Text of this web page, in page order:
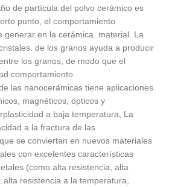
de partícula del polvo cerámico es
punto, el comportamiento
generar en la cerámica. material. La
de los granos ayuda a producir
los granos, de modo que el
comportamiento.
las nanocerámicas tiene aplicaciones
magnéticos, ópticos y
a baja temperatura, La
a la fractura de las
se conviertan en nuevos materiales
con excelentes características
(como alta resistencia, alta
resistencia a la temperatura,